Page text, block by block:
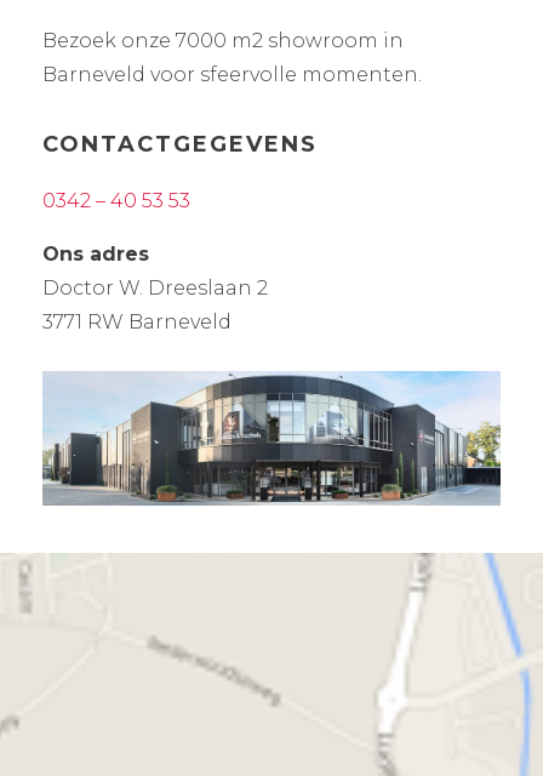
Bezoek onze 7000 m2 showroom in
Barneveld voor sfeervolle momenten.
CONTACTGEGEVENS
0342 – 40 53 53
Ons adres
Doctor W. Dreeslaan 2
3771 RW Barneveld